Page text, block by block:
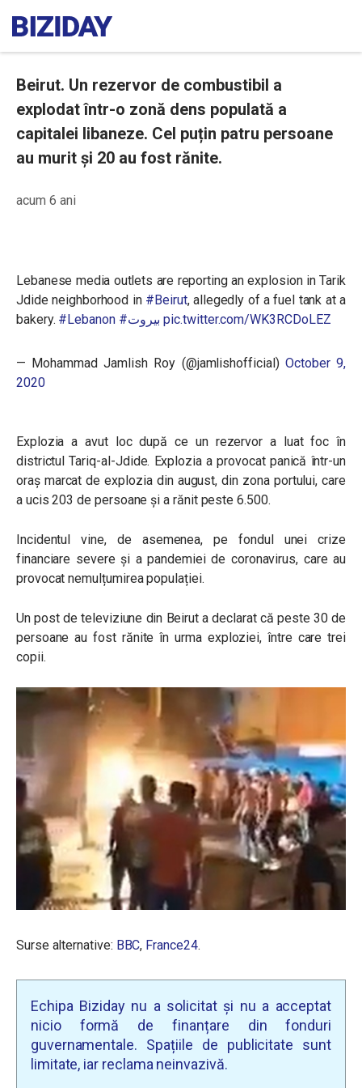
Beirut. Un rezervor de combustibil a
explodat într-o zonă dens populată a
capitalei libaneze. Cel puțin patru persoane
au murit și 20 au fost rănite.
acum 6 ani
Lebanese media outlets are reporting an explosion in Tarik
Jdide neighborhood in #Beirut, allegedly of a fuel tank at a
bakery. #Lebanon #بيروت pic.twitter.com/WK3RCDoLEZ
— Mohammad Jamlish Roy (@jamlishofficial)October 9,
2020
Explozia a avut loc după ce un rezervor a luat foc în
districtul Tariq-al-Jdide. Explozia a provocat panică într-un
oraș marcat de explozia din august, din zona portului, care
a ucis 203 de persoane și a rănit peste 6.500.
Incidentul vine, de asemenea, pe fondul unei crize
financiare severe și a pandemiei de coronavirus, care au
provocat nemulțumirea populației.
Un post de televiziune din Beirut a declarat că peste 30 de
persoane au fost rănite în urma exploziei, între care trei
copii.
Surse alternative: BBC, France24.
Echipa Biziday nu a solicitat și nu a acceptat
nicio formă de finanțare din fonduri
guvernamentale. Spațiile de publicitate sunt
limitate, iar reclama neinvazivă.